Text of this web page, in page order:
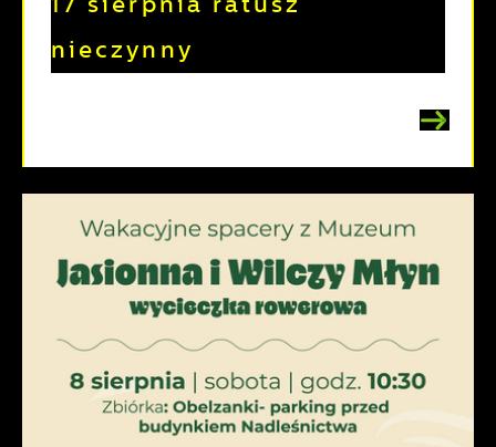
nieczynny